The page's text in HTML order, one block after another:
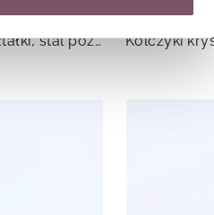
Kolczyki kwiatuszki, kryształki, stal pozłacana S215686Z00